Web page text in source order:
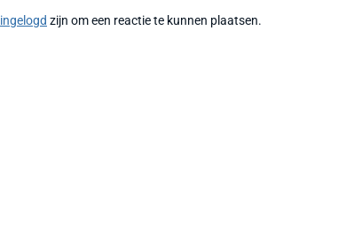
ingelogd zijn om een reactie te kunnen plaatsen.